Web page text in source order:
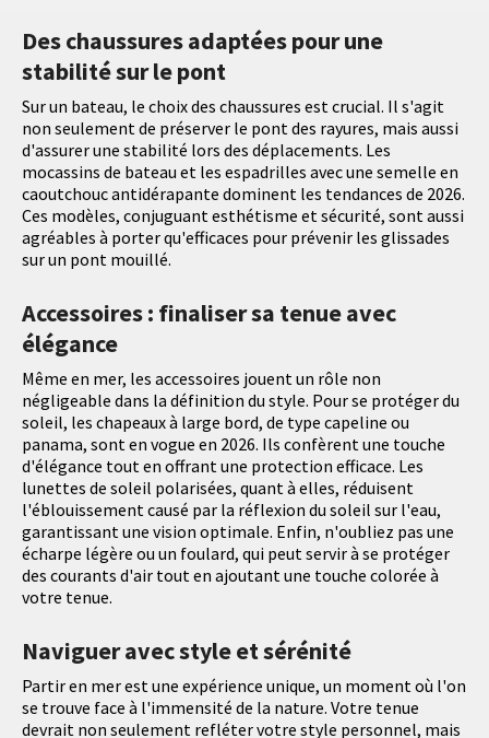
Des chaussures adaptées pour une
stabilité sur le pont
Sur un bateau, le choix des chaussures est crucial. Il s'agit
non seulement de préserver le pont des rayures, mais aussi
d'assurer une stabilité lors des déplacements. Les
mocassins de bateau et les espadrilles avec une semelle en
caoutchouc antidérapante dominent les tendances de 2026.
Ces modèles, conjuguant esthétisme et sécurité, sont aussi
agréables à porter qu'efficaces pour prévenir les glissades
sur un pont mouillé.
Accessoires : finaliser sa tenue avec
élégance
Même en mer, les accessoires jouent un rôle non
négligeable dans la définition du style. Pour se protéger du
soleil, les chapeaux à large bord, de type capeline ou
panama, sont en vogue en 2026. Ils confèrent une touche
d'élégance tout en offrant une protection efficace. Les
lunettes de soleil polarisées, quant à elles, réduisent
l'éblouissement causé par la réflexion du soleil sur l'eau,
garantissant une vision optimale. Enfin, n'oubliez pas une
écharpe légère ou un foulard, qui peut servir à se protéger
des courants d'air tout en ajoutant une touche colorée à
votre tenue.
Naviguer avec style et sérénité
Partir en mer est une expérience unique, un moment où l'on
se trouve face à l'immensité de la nature. Votre tenue
devrait non seulement refléter votre style personnel, mais